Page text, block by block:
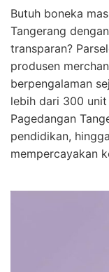
Butuh boneka
Tangerang
transparan?
produsen
berpengalaman
lebih dari 300
Pagedangan
pendidikan,
mempercayakan